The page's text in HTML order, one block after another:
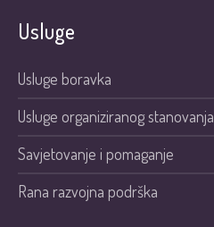
Usluge
Usluge boravka
Usluge organiziranog stanovanja
Savjetovanje i pomaganje
Rana razvojna podrška